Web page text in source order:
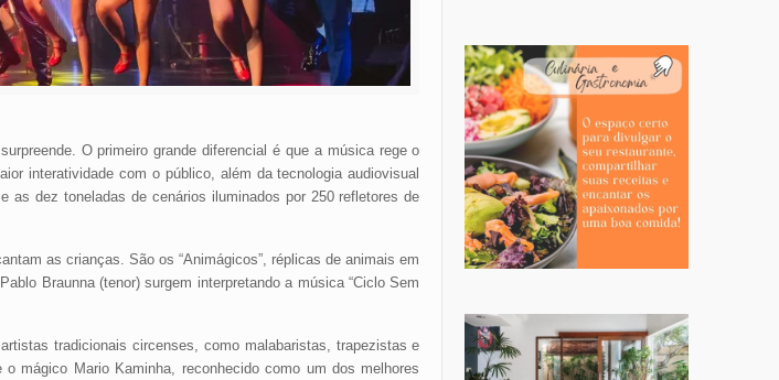
O primeiro grande diferencial é que a música rege o
interatividade com o público, além da tecnologia audiovisual
as dez toneladas de cenários iluminados por 250 refletores de
as crianças. São os “Animágicos”, réplicas de animais em
Braunna (tenor) surgem interpretando a música “Ciclo Sem
tradicionais circenses, como malabaristas, trapezistas e
mágico Mario Kaminha, reconhecido como um dos melhores